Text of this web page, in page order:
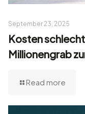
September 23, 2025
Kosten
Millionengrab
Read more